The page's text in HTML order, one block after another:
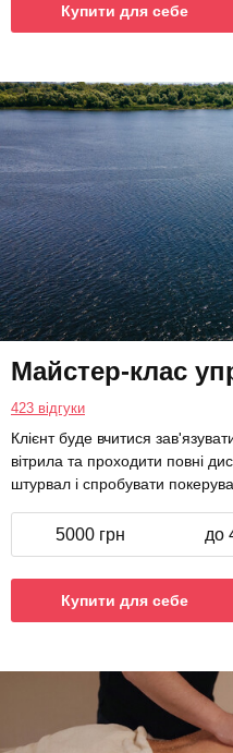
Купити для себе
Майстер-клас
423 відгуки
Клієнт буде вчитися
вітрила та проходити повні
штурвал і спробувати
5000 грн до
Купити для себе